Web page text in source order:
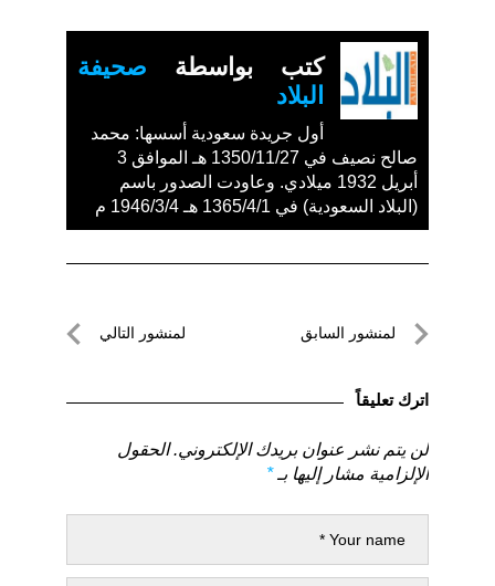
كتب بواسطة صحيفة
البلاد
أول جريدة سعودية أسسها: محمد
صالح نصيف في 1350/11/27 هـ الموافق 3
أبريل 1932 ميلادي. وعاودت الصدور باسم
(البلاد السعودية) في 1365/4/1 هـ 1946/3/4 م
تصفّحلمنشور السابق
السابق
لمنشور التالي
اترك تعليقاً
لن يتم نشر عنوان بريدك الإلكتروني. الحقول
الإلزامية مشار إليها بـ*